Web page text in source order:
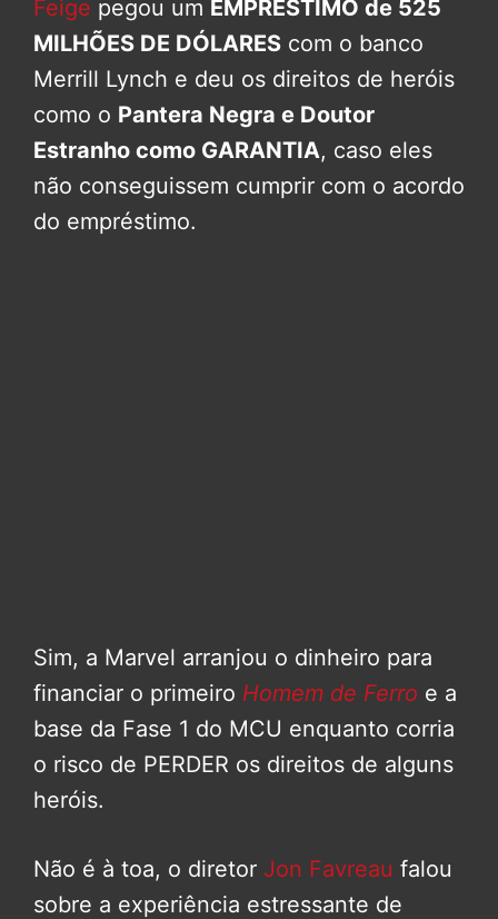
Feige pegou um EMPRÉSTIMO de 525
MILHÕES DE DÓLARES com o banco
Merrill Lynch e deu os direitos de heróis
como o Pantera Negra e Doutor
Estranho como GARANTIA, caso eles
não conseguissem cumprir com o acordo
do empréstimo.
Sim, a Marvel arranjou o dinheiro para
financiar o primeiro Homem de Ferro e a
base da Fase 1 do MCU enquanto corria
o risco de PERDER os direitos de alguns
heróis.
Não é à toa, o diretor Jon Favreau falou
sobre a experiência estressante de